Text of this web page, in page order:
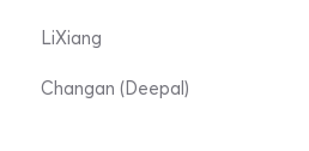
LiXiang
Changan (Deepal)